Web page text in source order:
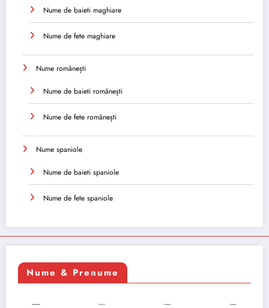
Nume de baieti maghiare
Nume de fete maghiare
Nume românești
Nume de baieti românești
Nume de fete românești
Nume spaniole
Nume de baieti spaniole
Nume de fete spaniole
Nume & Prenume